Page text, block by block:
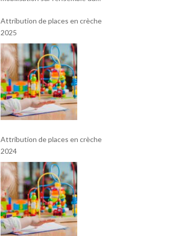
Attribution de places en crèche
2025
Attribution de places en crèche
2024